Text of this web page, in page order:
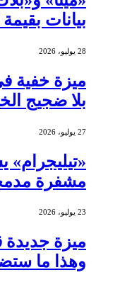
بيانات بقيمة 14 مليار دولار في إل باسو
28 يوليو، 2026
ميزة خفية
بلا ضجيج
27 يوليو، 2026
مشفرة
23 يوليو، 2026
ميزة جديدة
وهذا ما